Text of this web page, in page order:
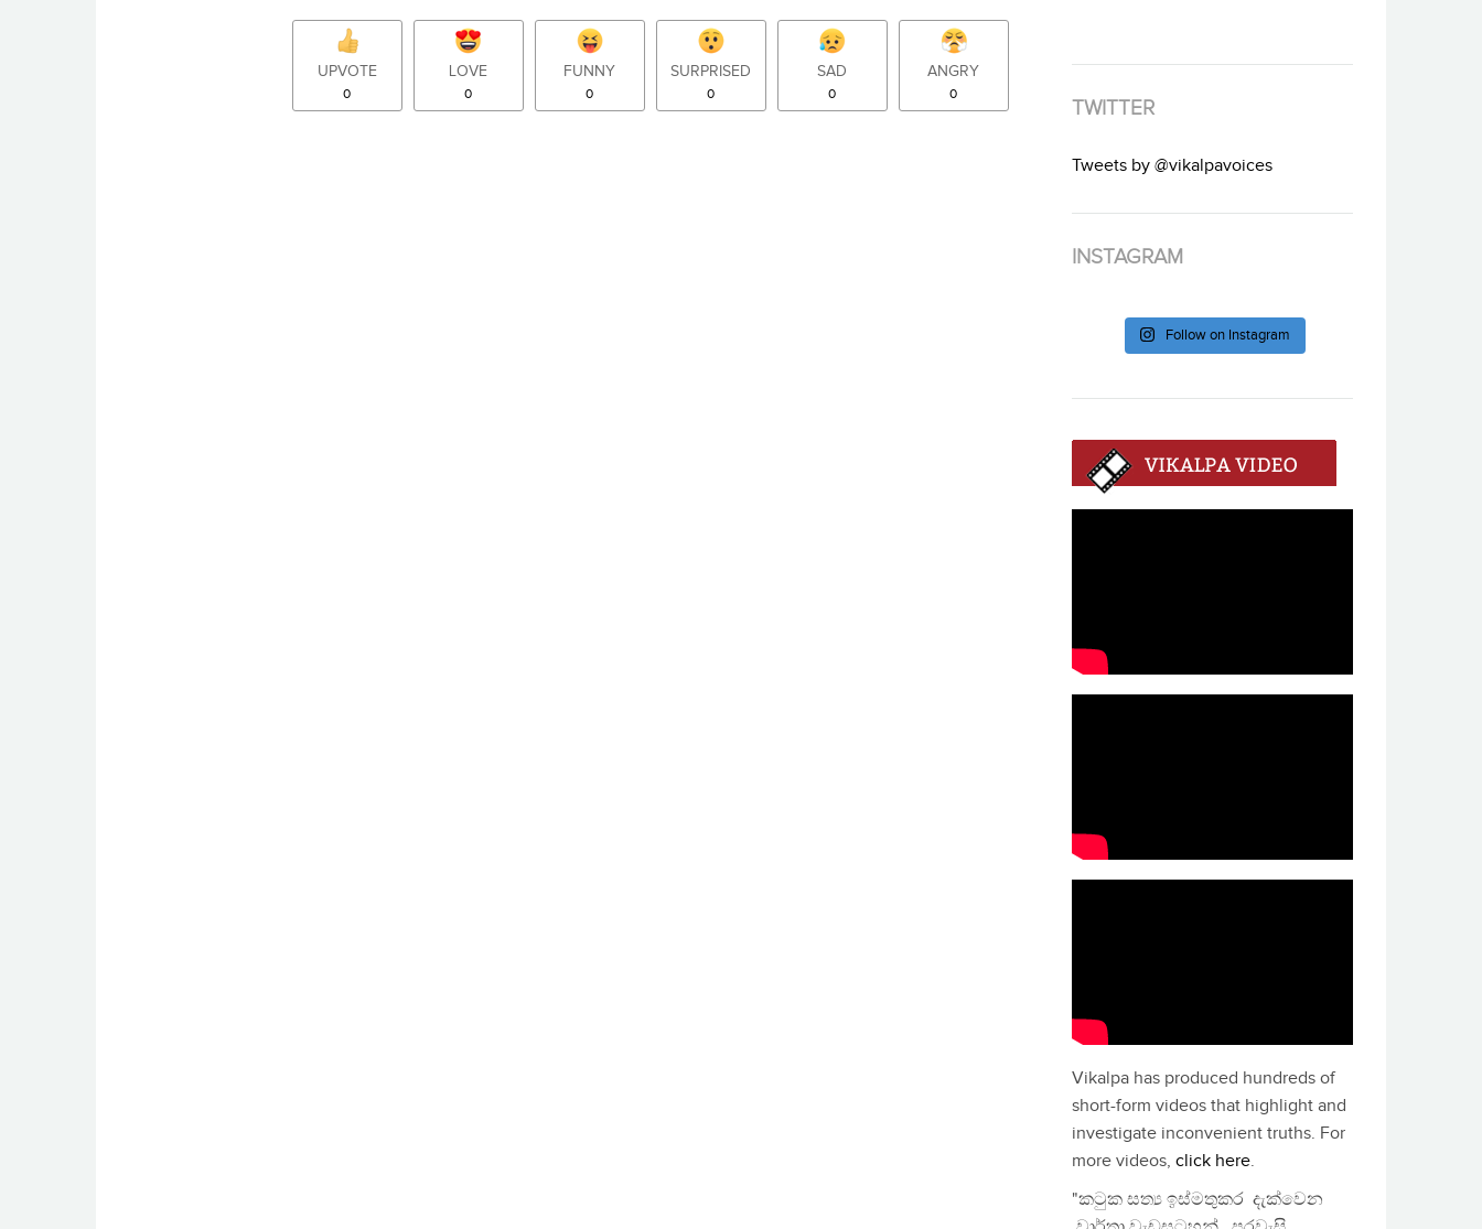
UPVOTE
0
LOVE
0
FUNNY
0
SURPRISED
0
SAD
0
ANGRY
0
TWITTER
Tweets by @vikalpavoices
INSTAGRAM
Follow on Instagram
Vikalpa has produced hundreds of
short-form videos that highlight and
investigate inconvenient truths. For
more videos, click here.
"කටුක සත්‍ය ඉස්මතුකර දැක්වෙන